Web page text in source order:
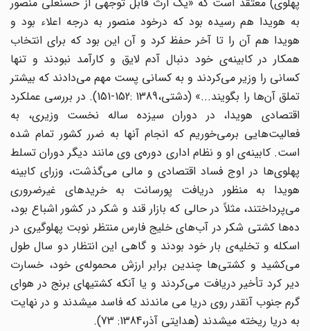
به هویدا هم رسیده بود که درخود منصور به درجه اعلاء بود و
هویدا هم آن را تا آخر حفظ کرد و آن این بود که برای انتخاب
همکار در کابینه‌ی خود دنبال آدم لایق و کارآمد نبودند و تنها
کسانی را وزیر می‌کردند و به کسانی پست مهم می‌دادند که بیشتر
تملق آن‌ها را بگویند...» (دشتی،1389 :152-151). در بررسی عملکرد
اقتصادی هویدا، در دوران سیزده ساله نخست ­وزیری، به
فعالیت‌هایی برمی‌خوریم که انجام آن­ها به ضرر کشور تمام شده
است. کابینه‌ی او و نظام اداری دوره‌ی وی مانند دیگر دوران تسلط
پهلوی‌ها در اوج فساد اقتصادی و مالی می‌گذشت، وزرای کابینه
هویدا به منظور دریافت پورسانت به خریدهای غیرضروری
می‌پرداختند، مثلاً در حالی که بازار قند و شکر در کشور اشباع بود،
ده‌ها کشتی شکر در آب‌های خلیج فارس منتظر نوبت پهلوگیری در
اسکله و تخلیه‌ی بار خود بودند و گاهی این انتظار دو سال طول
می‌کشید و کشتی‌ها چندین برابر ارزش محموله‌ی خود، خسارت
دیر کرد تأخیر دریافت می‌کردند و یا آنکه کشتی­های برنج در هوای
گرم جنوب آن­قدر روی دریا می ماندند که فاسد می­شدند و در نهایت
به دریا ریخته می­شدند (هدایتی آذر،1384: 73).